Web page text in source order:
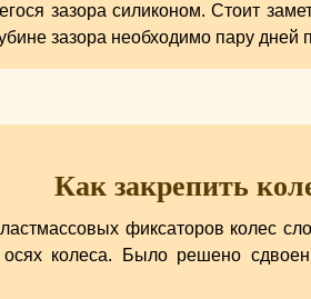
зазора силиконом. Стоит
зазора необходимо пару дней
Как закрепить
фиксаторов колес
осях колеса. Было решено